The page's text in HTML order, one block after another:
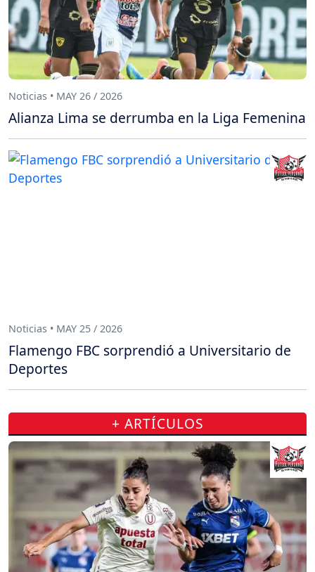
Noticias • MAY 26 / 2026
Alianza Lima se derrumba en la Liga Femenina
Noticias • MAY 25 / 2026
Flamengo FBC sorprendió a Universitario de
Deportes
+ ARTÍCULOS